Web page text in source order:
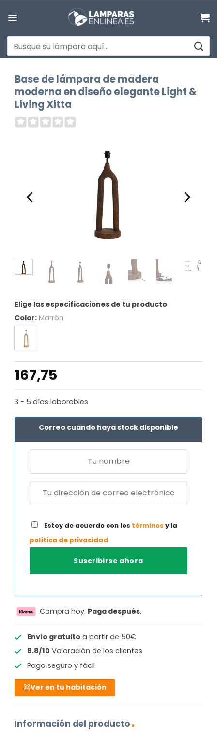
Buscar
por:
Base de lámpara de madera
moderna en diseño elegante Light &
Living Xitta
Elige las especificaciones de tu producto
Color: Marrón
167,75
3 - 5 días laborables
Correo cuando haya stock disponible
Estoy de acuerdo con los términos y la
política de privacidad
Compra hoy. Paga después.
Envío gratuitoa partir de 50€
8.8/10 Valoración de los clientes
Pago seguro y fácil
Ver en tu habitación
Información del producto